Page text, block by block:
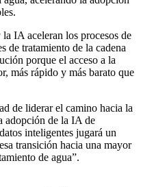
IA aceleran los procesos de
de tratamiento de la cadena
porque el acceso a la
más rápido y más barato que
de liderar el camino hacia la
adopción de la IA de
inteligentes jugará un
transición hacia una mayor
de agua”.